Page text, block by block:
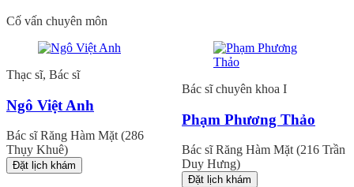
Cố vấn chuyên môn
Thạc sĩ, Bác sĩ
Ngô Việt Anh
Bác sĩ Răng Hàm Mặt (286
Thụy Khuê)
Đặt lịch khám
Bác sĩ chuyên khoa I
Phạm Phương Thảo
Bác sĩ Răng Hàm Mặt (216 Trần
Duy Hưng)
Đặt lịch khám